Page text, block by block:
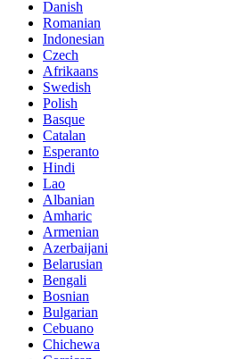
Danish
Romanian
Indonesian
Czech
Afrikaans
Swedish
Polish
Basque
Catalan
Esperanto
Hindi
Lao
Albanian
Amharic
Armenian
Azerbaijani
Belarusian
Bengali
Bosnian
Bulgarian
Cebuano
Chichewa